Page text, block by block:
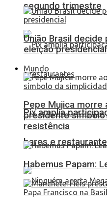
segundo trimestre
Pix amplia
bares e
União Brasil decide
eleição presidencial
Mundo
Pepe Mujica morre
presidente
resistência
Habemus Papam: